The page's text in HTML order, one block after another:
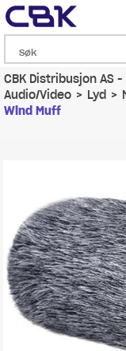
CBK Distribusjon AS
Audio/Video>Lyd >
Wind Muff